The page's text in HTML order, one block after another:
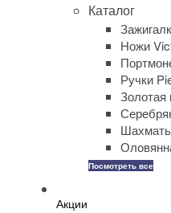
Каталог
Ножи
Ручки
Золотая
Посмотреть все
Акции